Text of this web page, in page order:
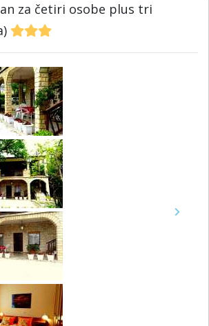
za četiri osobe plus tri
Next